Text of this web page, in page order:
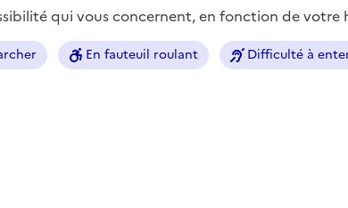
qui vous concernent, en fonction de votre
En fauteuil roulant Difficulté à